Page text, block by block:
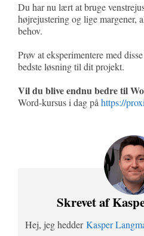
Du har nu lært at bruge
højrejustering og lige margener,
behov.
Prøv at eksperimentere med
bedste løsning til dit projekt.
Vil du blive endnu bedre til
Word-kursus i dag påhttps://
Skrevet af
Hej, jeg hedderKasper